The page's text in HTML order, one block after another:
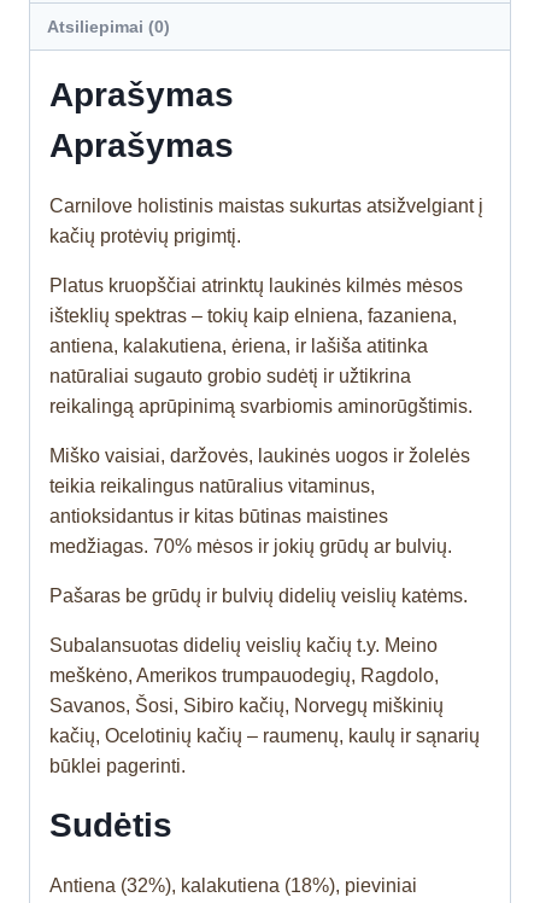
Atsiliepimai (0)
Aprašymas
Aprašymas
Carnilove holistinis maistas sukurtas atsižvelgiant į
kačių protėvių prigimtį.
Platus kruopščiai atrinktų laukinės kilmės mėsos
išteklių spektras – tokių kaip elniena, fazaniena,
antiena, kalakutiena, ėriena, ir lašiša atitinka
natūraliai sugauto grobio sudėtį ir užtikrina
reikalingą aprūpinimą svarbiomis aminorūgštimis.
Miško vaisiai, daržovės, laukinės uogos ir žolelės
teikia reikalingus natūralius vitaminus,
antioksidantus ir kitas būtinas maistines
medžiagas. 70% mėsos ir jokių grūdų ar bulvių.
Pašaras be grūdų ir bulvių didelių veislių katėms.
Subalansuotas didelių veislių kačių t.y. Meino
meškėno, Amerikos trumpauodegių, Ragdolo,
Savanos, Šosi, Sibiro kačių, Norvegų miškinių
kačių, Ocelotinių kačių – raumenų, kaulų ir sąnarių
būklei pagerinti.
Sudėtis
Antiena (32%), kalakutiena (18%), pieviniai